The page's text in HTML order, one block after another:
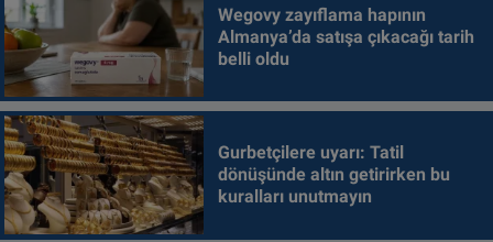
Wegovy zayıflama hapının
Almanya’da satışa çıkacağı tarih
belli oldu
Gurbetçilere uyarı: Tatil
dönüşünde altın getirirken bu
kuralları unutmayın